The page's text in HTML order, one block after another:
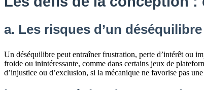
a. Les risques d’un
Un déséquilibre peut entraîner frustration, perte d’intérêt ou
froide ou inintéressante, comme dans certains jeux de
d’injustice ou d’exclusion, si la mécanique ne favorise pas